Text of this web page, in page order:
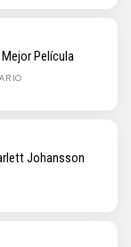
Película
Johansson